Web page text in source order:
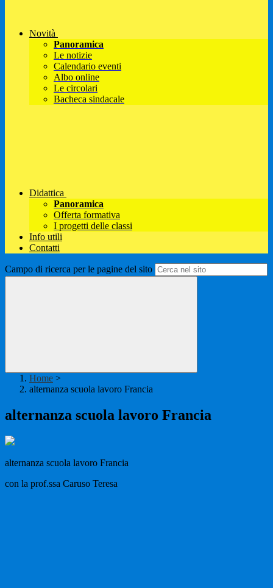
Novità
Panoramica
Le notizie
Calendario eventi
Albo online
Le circolari
Bacheca sindacale
Didattica
Panoramica
Offerta formativa
I progetti delle classi
Info utili
Contatti
Campo di ricerca per le pagine del sito
Home >
alternanza scuola lavoro Francia
alternanza scuola lavoro Francia
alternanza scuola lavoro Francia
con la prof.ssa Caruso Teresa